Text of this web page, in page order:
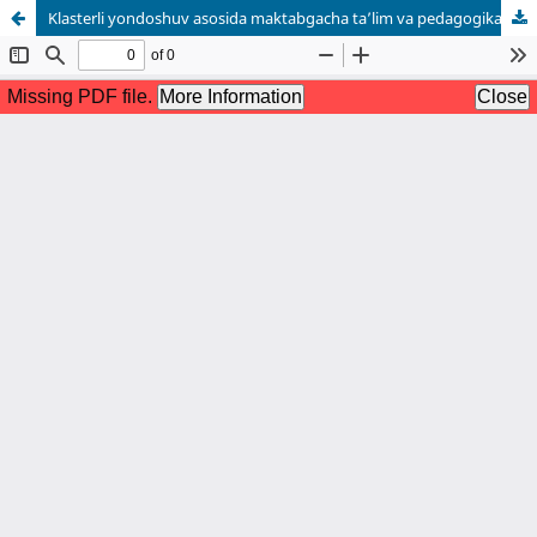
Klasterli yondoshuv asosida maktabgacha ta’lim va pedagogika kollejlari integratsiyasini rivojlantirish